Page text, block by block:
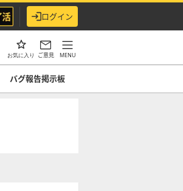
ログイン
お気に入り ご意見 MENU
バグ報告掲示板